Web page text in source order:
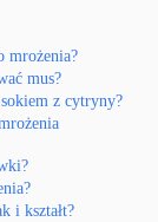
mrożenia?
mus?
z cytryny?
i kształt?